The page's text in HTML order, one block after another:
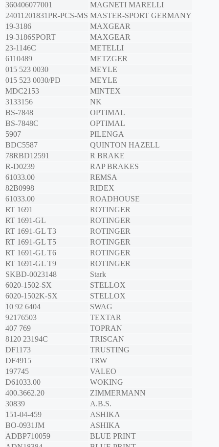
360406077001
MAGNETI MARELLI
24011201831PR-PCS-MS MASTER-SPORT GERMANY
19-3186
MAXGEAR
19-3186SPORT
MAXGEAR
23-1146C
METELLI
6110489
METZGER
015 523 0030
MEYLE
015 523 0030/PD
MEYLE
MDC2153
MINTEX
3133156
NK
BS-7848
OPTIMAL
BS-7848C
OPTIMAL
5907
PILENGA
BDC5587
QUINTON HAZELL
78RBD12591
R BRAKE
R-D0239
RAP BRAKES
61033.00
REMSA
82B0998
RIDEX
61033.00
ROADHOUSE
RT 1691
ROTINGER
RT 1691-GL
ROTINGER
RT 1691-GL T3
ROTINGER
RT 1691-GL T5
ROTINGER
RT 1691-GL T6
ROTINGER
RT 1691-GL T9
ROTINGER
SKBD-0023148
Stark
6020-1502-SX
STELLOX
6020-1502K-SX
STELLOX
10 92 6404
SWAG
92176503
TEXTAR
407 769
TOPRAN
8120 23194C
TRISCAN
DF1173
TRUSTING
DF4915
TRW
197745
VALEO
D61033.00
WOKING
400.3662.20
ZIMMERMANN
30839
A.B.S.
151-04-459
ASHIKA
BO-0931JM
ASHIKA
ADBP710059
BLUE PRINT